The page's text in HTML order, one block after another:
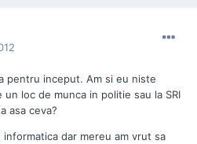
pentru inceput. Am si eu niste
loc de munca in politie sau la SRI
asa ceva?
informatica dar mereu am vrut sa